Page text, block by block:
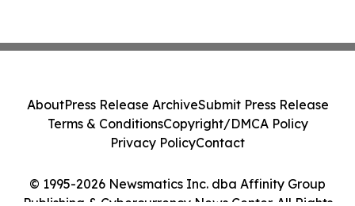
© 1995-2026 Newsmatics Inc. dba Affinity Group
Publishing & Cybercurrency News Center. All Rights
AboutPress Release ArchiveSubmit Press Release
Terms & ConditionsCopyright/DMCA Policy
Privacy PolicyContact